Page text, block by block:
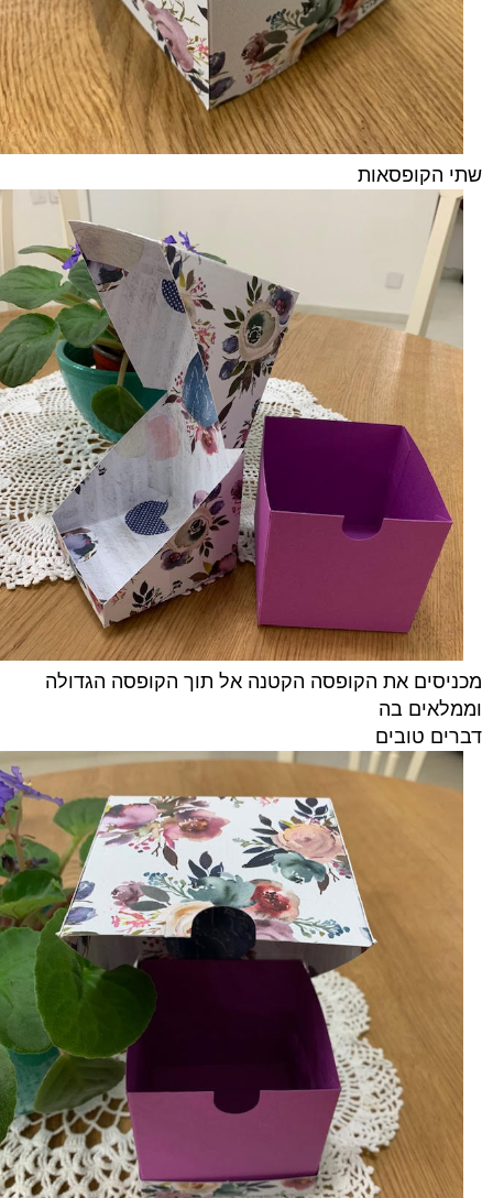
שתי הקופסאות
מכניסים את הקופסה הקטנה אל תוך הקופסה הגדולה
וממלאים בה
דברים טובים